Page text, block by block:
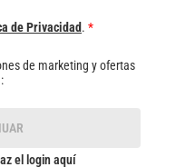
de Privacidad. *
de marketing y ofertas
el login aquí